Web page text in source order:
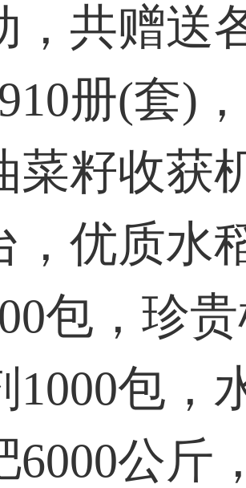
，共赠送
册(套)
菜籽收获
，优质水
包，珍
1000包，
6000公斤